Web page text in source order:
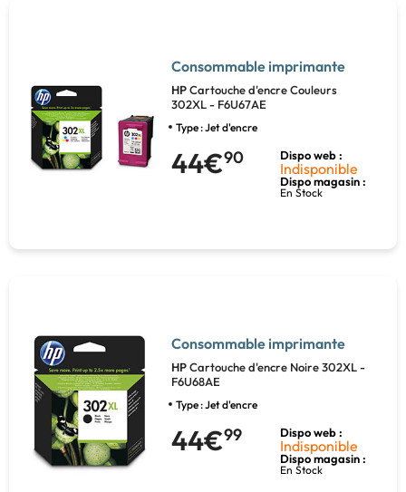
Consommable imprimante
HPCartouche d'encre Couleurs
302XL - F6U67AE
Type : Jet d'encre
44€90 Dispo web :
Indisponible
Dispo magasin :
En Stock
Consommable imprimante
HPCartouche d'encre Noire 302XL -
F6U68AE
Type : Jet d'encre
44€99 Dispo web :
Indisponible
Dispo magasin :
En Stock